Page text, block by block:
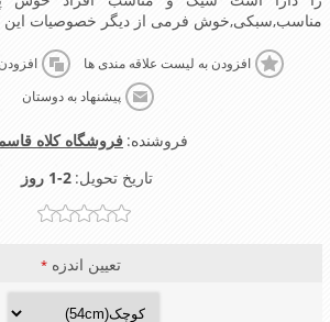
مناسب,سبکی,خوش فرمی از دیگر خصوصیات این
افزودن به لیست علاقه مندی ها
پیشنهاد به دوستان
فروشنده: فروشگاه کلاه
تاریخ تحویل: 1-2 روز
تعیین اندزه*